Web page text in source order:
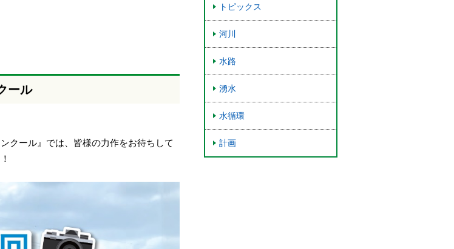
クール
クール』では、皆様の力作をお待ちして
トピックス
河川
水路
湧水
水循環
計画